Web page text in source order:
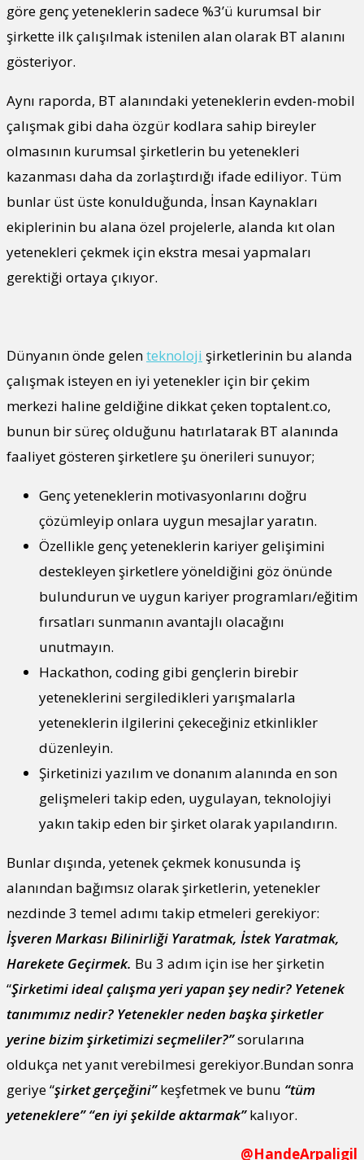
göre genç yeteneklerin sadece %3’ü kurumsal bir
şirkette ilk çalışılmak istenilen alan olarak BT alanını
gösteriyor.
Aynı raporda, BT alanındaki yeteneklerin evden-mobil
çalışmak gibi daha özgür kodlara sahip bireyler
olmasının kurumsal şirketlerin bu yetenekleri
kazanması daha da zorlaştırdığı ifade ediliyor. Tüm
bunlar üst üste konulduğunda, İnsan Kaynakları
ekiplerinin bu alana özel projelerle, alanda kıt olan
yetenekleri çekmek için ekstra mesai yapmaları
gerektiği ortaya çıkıyor.
Dünyanın önde gelenteknoloji şirketlerinin bu alanda
çalışmak isteyen en iyi yetenekler için bir çekim
merkezi haline geldiğine dikkat çeken toptalent.co,
bunun bir süreç olduğunu hatırlatarak BT alanında
faaliyet gösteren şirketlere şu önerileri sunuyor;
Genç yeteneklerin motivasyonlarını doğru
çözümleyip onlara uygun mesajlar yaratın.
Özellikle genç yeteneklerin kariyer gelişimini
destekleyen şirketlere yöneldiğini göz önünde
bulundurun ve uygun kariyer programları/eğitim
fırsatları sunmanın avantajlı olacağını
unutmayın.
Hackathon, coding gibi gençlerin birebir
yeteneklerini sergiledikleri yarışmalarla
yeteneklerin ilgilerini çekeceğiniz etkinlikler
düzenleyin.
Şirketinizi yazılım ve donanım alanında en son
gelişmeleri takip eden, uygulayan, teknolojiyi
yakın takip eden bir şirket olarak yapılandırın.
Bunlar dışında, yetenek çekmek konusunda iş
alanından bağımsız olarak şirketlerin, yetenekler
nezdinde 3 temel adımı takip etmeleri gerekiyor:
İşveren Markası Bilinirliği Yaratmak, İstek Yaratmak,
Harekete Geçirmek. Bu 3 adım için ise her şirketin
“Şirketimi ideal çalışma yeri yapan şey nedir? Yetenek
tanımımız nedir? Yetenekler neden başka şirketler
yerine bizim şirketimizi seçmeliler?”sorularına
oldukça net yanıt verebilmesi gerekiyor.Bundan sonra
geriye “şirket gerçeğini”keşfetmek ve bunu “tüm
yeteneklere” “en iyi şekilde aktarmak”kalıyor.
@HandeArpaligil